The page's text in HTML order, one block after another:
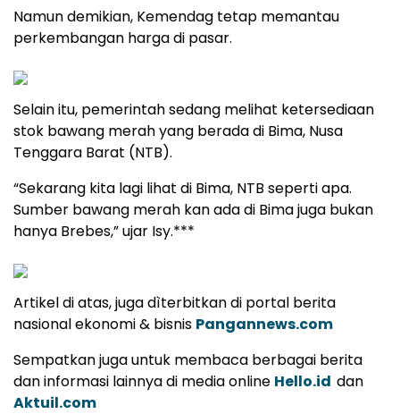
Namun demikian, Kemendag tetap memantau
perkembangan harga di pasar.
Selain itu, pemerintah sedang melihat ketersediaan
stok bawang merah yang berada di Bima, Nusa
Tenggara Barat (NTB).
“Sekarang kita lagi lihat di Bima, NTB seperti apa.
Sumber bawang merah kan ada di Bima juga bukan
hanya Brebes,” ujar Isy.***
Artikel di atas, juga dìterbitkan di portal berita
nasional ekonomi & bisnis Pangannews.com
Sempatkan juga untuk membaca berbagai berita
dan informasi lainnya di media online Hello.id dan
Aktuil.com